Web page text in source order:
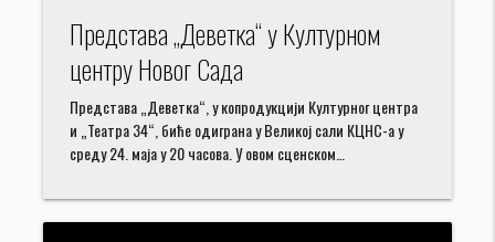
Представа „Деветка“ у Културном
центру Новог Сада
Представа „Деветка“, у копродукцији Културног центра
и „Театра 34“, биће одиграна у Великој сали КЦНС-а у
среду 24. маја у 20 часова. У овом сценском…